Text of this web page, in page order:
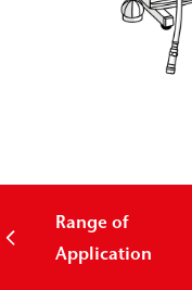
Range of
Application